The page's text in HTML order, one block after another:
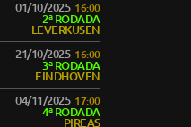
01/10/2025 16:00
2ª RODADA
LEVERKUSEN
21/10/2025 16:00
3ª RODADA
EINDHOVEN
04/11/2025 17:00
4ª RODADA
PIREAS